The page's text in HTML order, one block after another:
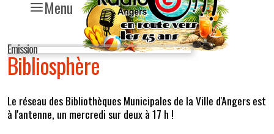
Menu
Emission
Bibliosphère
Le réseau des Bibliothèques Municipales de la Ville d'Angers est
à l'antenne, un mercredi sur deux à 17 h !